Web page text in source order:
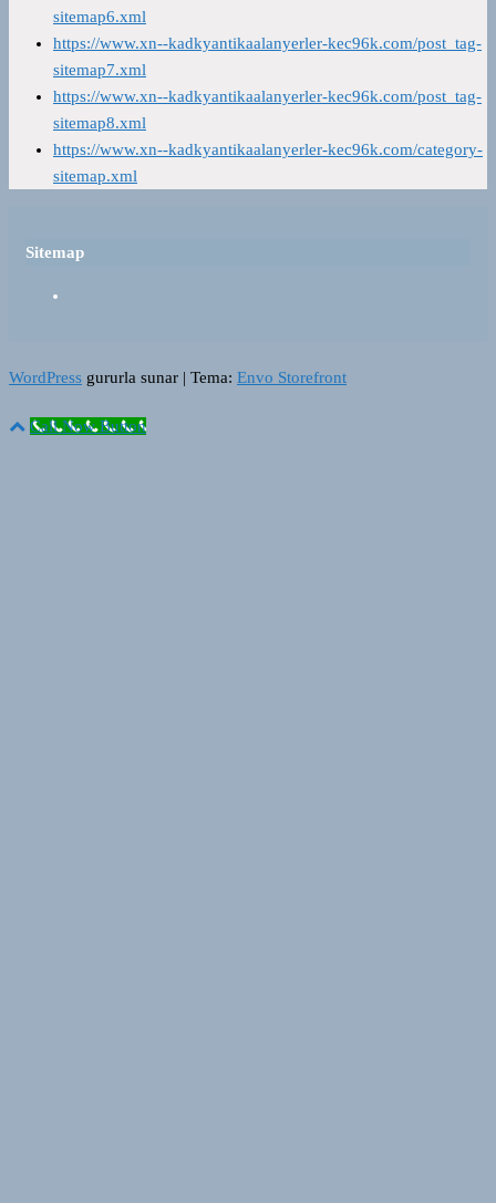
sitemap6.xml
https://www.xn--kadkyantikaalanyerler-kec96k.com/post_tag-
sitemap7.xml
https://www.xn--kadkyantikaalanyerler-kec96k.com/post_tag-
sitemap8.xml
https://www.xn--kadkyantikaalanyerler-kec96k.com/category-
sitemap.xml
Sitemap
WordPress gururla sunar | Tema: Envo Storefront
Call Now Button